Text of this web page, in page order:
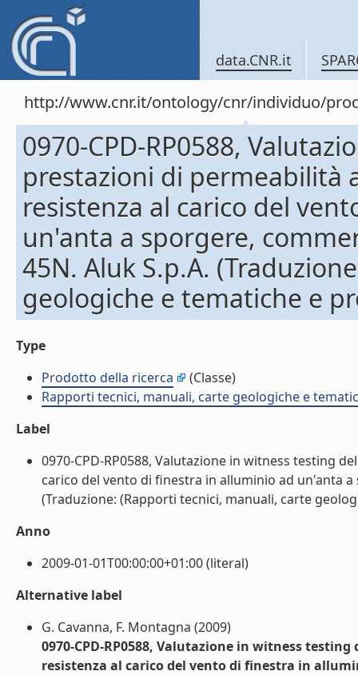
data.CNR.it
http://www.cnr.it/ontology/cnr/individuo/
0970-CPD-RP0588,
prestazioni di permeabilità
resistenza al carico del
un'anta a sporgere,
45N. Aluk S.p.A.
geologiche e tematiche e
Type
Prodotto della ricerca
(Classe)
Rapporti tecnici, manuali, carte geologiche e
Label
0970-CPD-RP0588, Valutazione in witness testing
carico del vento di finestra in alluminio ad un'anta a
(Traduzione: (Rapporti tecnici, manuali, carte
Anno
2009-01-01T00:00:00+01:00 (literal)
Alternative label
G. Cavanna, F. Montagna (2009)
0970-CPD-RP0588, Valutazione in witness
resistenza al carico del vento di finestra in